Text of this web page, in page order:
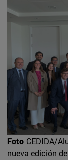
Foto CEDIDA/
nueva edición